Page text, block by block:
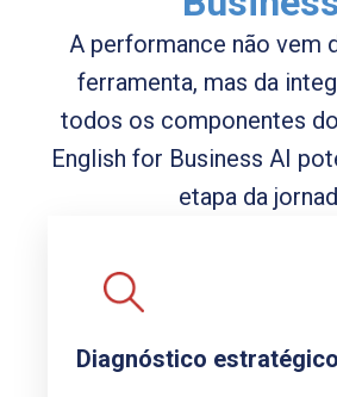
A performance não vem
ferramenta, mas da
todos os componentes
English for Business AI
etapa da
Diagnóstico estratégico